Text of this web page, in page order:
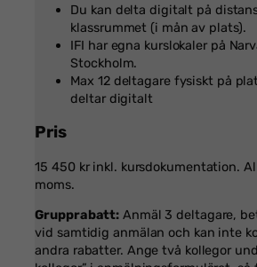
Du kan delta digitalt på
klassrummet (i mån av plats).
IFI har egna kurslokaler på
Stockholm.
Max 12 deltagare fysiskt på
deltar digitalt
Pris
15 450 kr inkl. kursdokumentation.
moms.
Grupprabatt: Anmäl 3 deltagare,
vid samtidig anmälan och kan inte
andra rabatter. Ange två kollegor